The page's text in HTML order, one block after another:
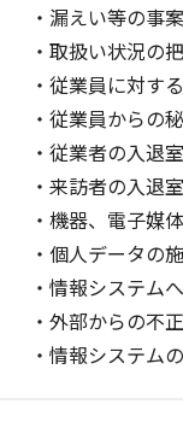
・漏えい等の事
・取扱い状況の
・従業員に対す
・従業員からの
・従業者の入退
・来訪者の入退
・機器、電子媒
・個人データの
・情報システム
・外部からの不
・情報システム